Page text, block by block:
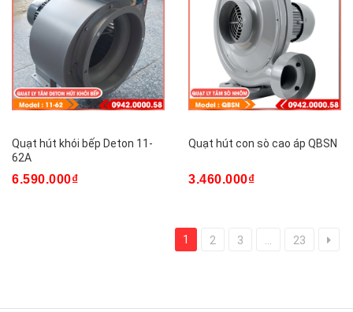
Quạt hút khói bếp Deton 11-
62A
6.590.000₫
Quạt hút con sò cao áp QBSN
3.460.000₫
1 2 3 23